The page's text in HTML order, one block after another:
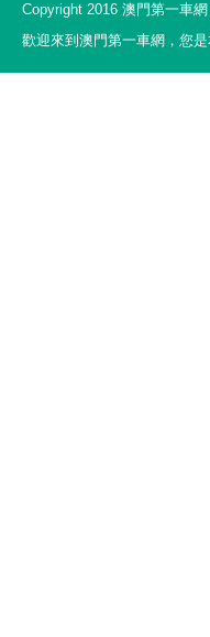
Copyright 2016 澳門第一車
歡迎來到澳門第一車網，您